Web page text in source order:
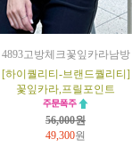
4893고방체크꽃잎카라남방
[하이퀄리티-브랜드퀄리티]
꽃잎카라,프릴포인트
56,000원
49,300원